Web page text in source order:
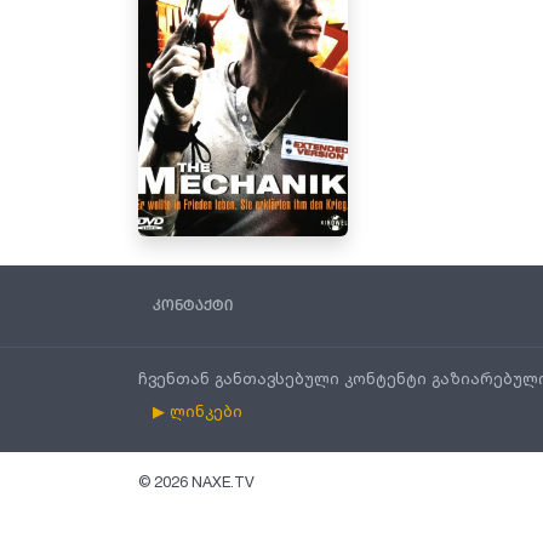
კონტაქტი
ჩვენთან განთავსებული კონტენტი
▶ ლინკები
© 2026 NAXE.TV